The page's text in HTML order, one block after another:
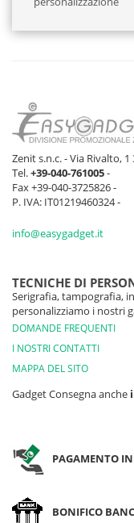
Zenit s.n.c. - Via Rivalto, 1
Tel.+39-040-761005-
Fax +39-040-3725826 -
P. IVA: IT01219460324 -
info@easygadget.it
TECNICHE DI
Serigrafia, tampografia,
personalizziamo i nostri
DOMANDE FREQUENTI
I NOSTRI CONTATTI
MAPPA DEL SITO
Gadget Consegna anche
PAGAMENTO
BONIFICO